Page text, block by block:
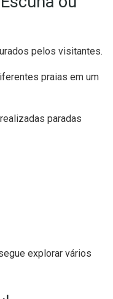
pelos visitantes.
praias em um
paradas
explorar vários